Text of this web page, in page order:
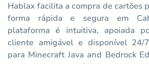
Hablax facilita a compra de cartões
forma rápida e segura em
plataforma é intuitiva, apoiada
cliente amigável e disponível 24/
para Minecraft Java and Bedrock